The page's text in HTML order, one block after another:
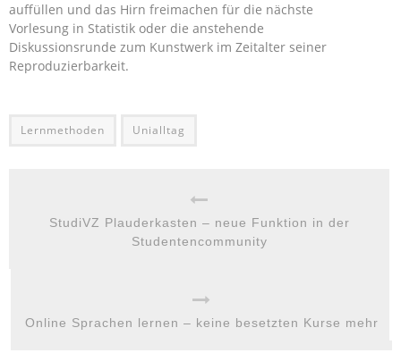
auffüllen und das Hirn freimachen für die nächste
Vorlesung in Statistik oder die anstehende
Diskussionsrunde zum Kunstwerk im Zeitalter seiner
Reproduzierbarkeit.
Lernmethoden Unialltag
StudiVZ Plauderkasten – neue Funktion in der
Studentencommunity
Online Sprachen lernen – keine besetzten Kurse mehr